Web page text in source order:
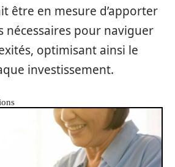
être en mesure d’apporter
nécessaires pour naviguer
optimisant ainsi le
investissement.